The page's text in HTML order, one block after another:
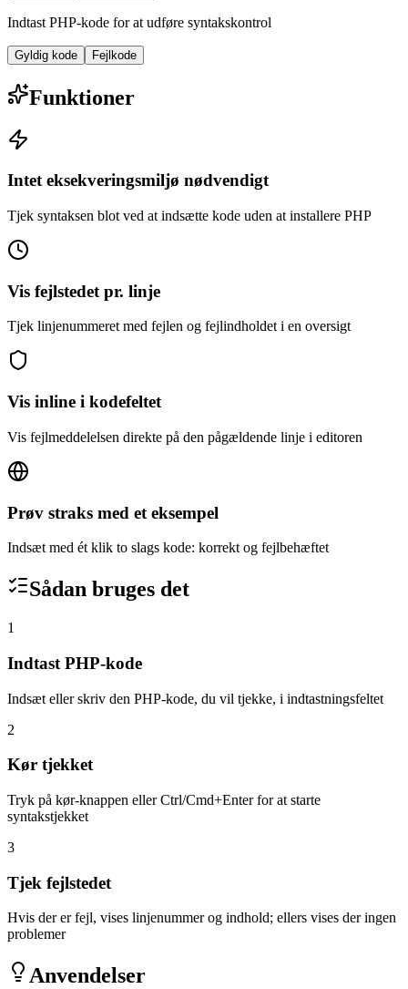
Indtast PHP-kode for at udføre syntakskontrol
Gyldig kode Fejlkode
Funktioner
Intet eksekveringsmiljø nødvendigt
Tjek syntaksen blot ved at indsætte kode uden at installere PHP
Vis fejlstedet pr. linje
Tjek linjenummeret med fejlen og fejlindholdet i en oversigt
Vis inline i kodefeltet
Vis fejlmeddelelsen direkte på den pågældende linje i editoren
Prøv straks med et eksempel
Indsæt med ét klik to slags kode: korrekt og fejlbehæftet
Sådan bruges det
1
Indtast PHP-kode
Indsæt eller skriv den PHP-kode, du vil tjekke, i indtastningsfeltet
2
Kør tjekket
Tryk på kør-knappen eller Ctrl/Cmd+Enter for at starte
syntakstjekket
3
Tjek fejlstedet
Hvis der er fejl, vises linjenummer og indhold; ellers vises der ingen
problemer
Anvendelser